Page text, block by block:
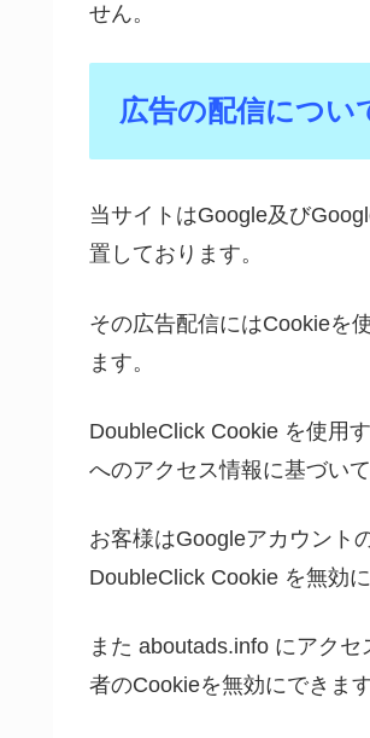
せん。
広告の配信につい
当サイトはGoogle及び
置しております。
その広告配信にはCookieを
ます。
DoubleClick Cookie を使用
へのアクセス情報に基づい
お客様はGoogleアカウント
DoubleClick Cookie を無効に
また aboutads.info にアク
者のCookieを無効にできます